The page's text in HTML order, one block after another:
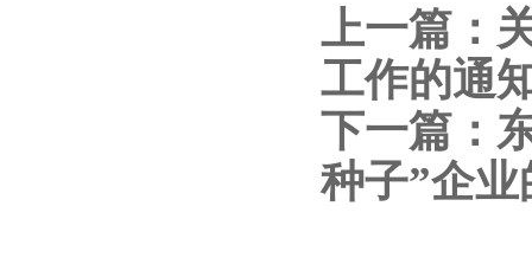
上一篇：
工作的通
下一篇：
种子”企业